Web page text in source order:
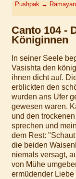
Pushpak →
Canto 104 -
Königinnen
In seiner Seele
Vasishta den
ihnen dicht auf.
erblickten den
wurden ans Ufer
gewesen waren.
und den
sprechen und
dem Rest:
die beiden
niemals versagt,
von Mühe
ermüdender